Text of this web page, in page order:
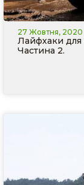
27 Жовтня, 2020
Лайфхаки для
Частина 2.